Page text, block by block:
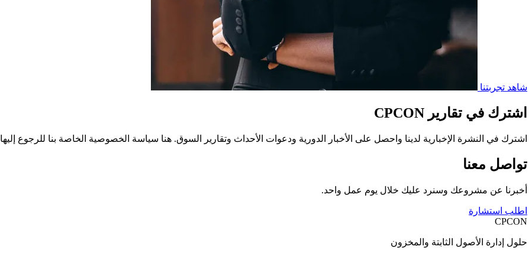
شاهد تجربتنا
اشترك في تقارير CPCON
اشترك في النشرة الإخبارية لدينا واحصل على الأخبار الدورية ودعوات الأحداث وتقارير السوق. هنا سياسة الخصوصية الخاصة بنا للرجوع إليها
تواصل معنا
أخبرنا عن مشروعك وسنرد عليك خلال يوم عمل واحد.
اطلب استشارة
CPCON
حلول إدارة الأصول الثابتة والمخزون